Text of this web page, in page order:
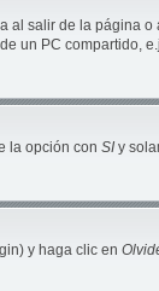
salir de la página
un PC compartido,
la opción con SI y
y haga clic en